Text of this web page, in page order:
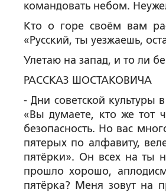
командовать небом.
Кто о горе своём вам
«Русский, ты уезжаешь,
Улетаю на запад, и то ли
РАССКАЗ ШОСТАКОВИЧА
- Дни советской культуры
«Вы думаете, кто же тот
безопасность. Но вас
пятерых по алфавиту,
пятёрки». Он всех на ты
прошло хорошо,
пятёрка? Меня зовут на